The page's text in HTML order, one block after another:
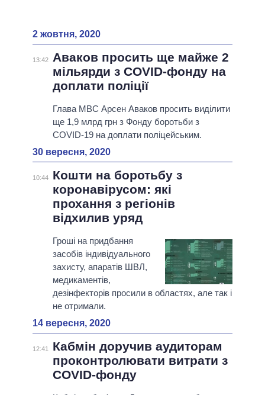
2 жовтня, 2020
13:42
Аваков просить ще майже 2
мільярди з COVID-фонду на
доплати поліції
Глава МВС Арсен Аваков просить виділити
ще 1,9 млрд грн з Фонду боротьби з
COVID-19 на доплати поліцейським.
30 вересня, 2020
10:44
Кошти на боротьбу з
коронавірусом: які
прохання з регіонів
відхилив уряд
Гроші на придбання
засобів індивідуального
захисту, апаратів ШВЛ,
медикаментів,
дезінфекторів просили в областях, але так і
не отримали.
14 вересня, 2020
12:41
Кабмін доручив аудиторам
проконтролювати витрати з
COVID-фонду